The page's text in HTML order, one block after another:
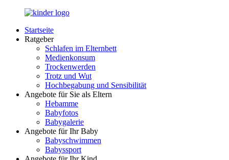
Zurück
Inhalt
LuckyKids.de
Das
Nachwuchs
Startseite
Ratgeber
Schlafen im Elternbett
Medienkonsum
Trockenwerden
Trotz und Wut
Hochbegabung und Sensibilität
Angebote für Sie als Eltern
Hebamme
Babyfotos
Babygalerie
Angebote für Ihr Baby
Babyschwimmen
Babyssport